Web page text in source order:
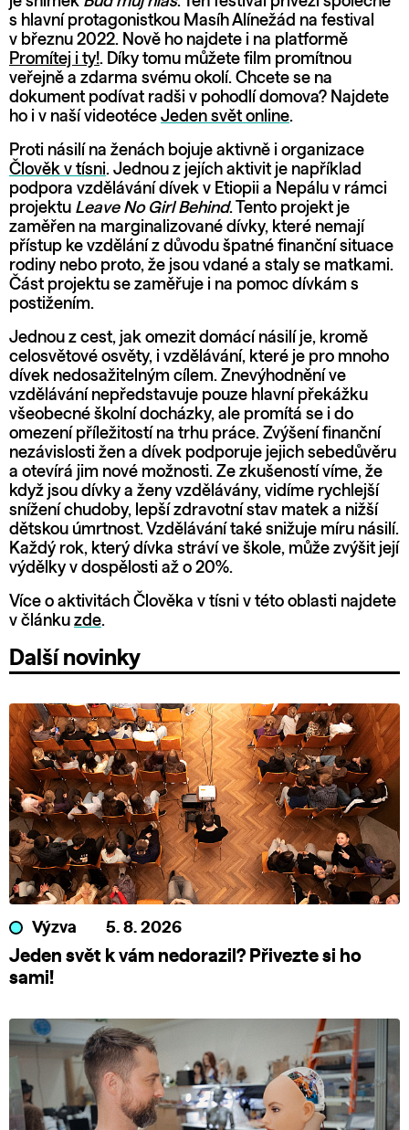
s hlavní protagonistkou Masíh Alínežád na festival
v březnu 2022. Nově ho najdete i na platformě
Promítej i ty!. Díky tomu můžete film promítnou
veřejně a zdarma svému okolí. Chcete se na
dokument podívat radši v pohodlí domova? Najdete
ho i v naší videotéce Jeden svět online.
Proti násilí na ženách bojuje aktivně i organizace
Člověk v tísni. Jednou z jejích aktivit je například
podpora vzdělávání dívek v Etiopii a Nepálu v rámci
projektu Leave No Girl Behind. Tento projekt je
zaměřen na marginalizované dívky, které nemají
přístup ke vzdělání z důvodu špatné finanční situace
rodiny nebo proto, že jsou vdané a staly se matkami.
Část projektu se zaměřuje i na pomoc dívkám s
postižením.
Jednou z cest, jak omezit domácí násilí je, kromě
celosvětové osvěty, i vzdělávání, které je pro mnoho
dívek nedosažitelným cílem. Znevýhodnění ve
vzdělávání nepředstavuje pouze hlavní překážku
všeobecné školní docházky, ale promítá se i do
omezení příležitostí na trhu práce. Zvýšení finanční
nezávislosti žen a dívek podporuje jejich sebedůvěru
a otevírá jim nové možnosti. Ze zkušeností víme, že
když jsou dívky a ženy vzdělávány, vidíme rychlejší
snížení chudoby, lepší zdravotní stav matek a nižší
dětskou úmrtnost. Vzdělávání také snižuje míru násilí.
Každý rok, který dívka stráví ve škole, může zvýšit její
výdělky v dospělosti až o 20%.
Více o aktivitách Člověka v tísni v této oblasti najdete
v článku zde.
Další novinky
Výzva 5. 8. 2026
Jeden svět k vám nedorazil? Přivezte si ho
sami!